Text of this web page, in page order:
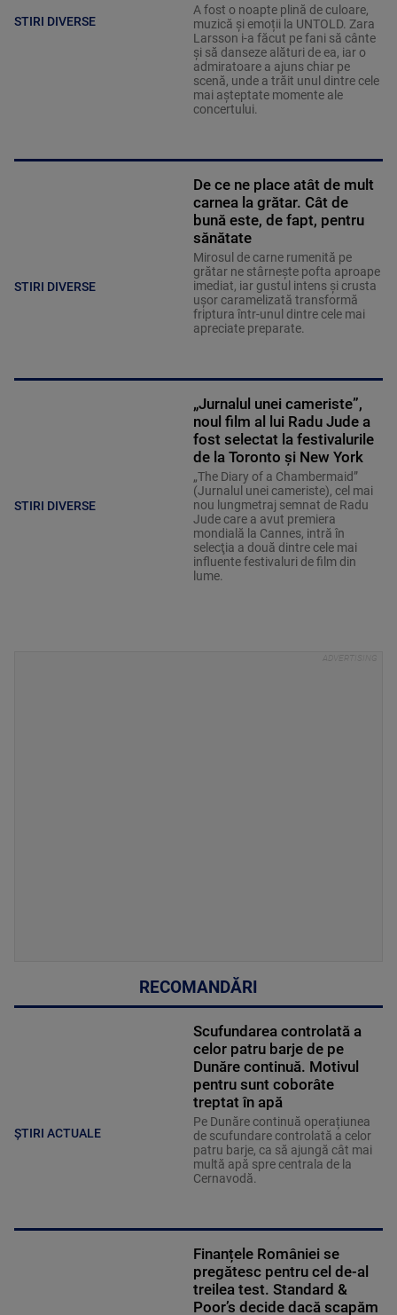
STIRI DIVERSE
A fost o noapte plină de culoare,
muzică și emoții la UNTOLD. Zara
Larsson i-a făcut pe fani să cânte
și să danseze alături de ea, iar o
admiratoare a ajuns chiar pe
scenă, unde a trăit unul dintre cele
mai așteptate momente ale
concertului.
STIRI DIVERSE
De ce ne place atât de mult
carnea la grătar. Cât de
bună este, de fapt, pentru
sănătate
Mirosul de carne rumenită pe
grătar ne stârnește pofta aproape
imediat, iar gustul intens și crusta
ușor caramelizată transformă
friptura într-unul dintre cele mai
apreciate preparate.
STIRI DIVERSE
„Jurnalul unei cameriste”,
noul film al lui Radu Jude a
fost selectat la festivalurile
de la Toronto și New York
„The Diary of a Chambermaid”
(Jurnalul unei cameriste), cel mai
nou lungmetraj semnat de Radu
Jude care a avut premiera
mondială la Cannes, intră în
selecţia a două dintre cele mai
influente festivaluri de film din
lume.
RECOMANDĂRI
ȘTIRI ACTUALE
Scufundarea controlată a
celor patru barje de pe
Dunăre continuă. Motivul
pentru sunt coborâte
treptat în apă
Pe Dunăre continuă operațiunea
de scufundare controlată a celor
patru barje, ca să ajungă cât mai
multă apă spre centrala de la
Cernavodă.
Finanțele României se
pregătesc pentru cel de-al
treilea test. Standard &
Poor’s decide dacă scapăm